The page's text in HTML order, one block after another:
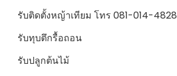
รับติดตั้งหญ้าเทียม โทร 081-014-4828
รับทุบตึกรื้อถอน
รับปลูกต้นไม้